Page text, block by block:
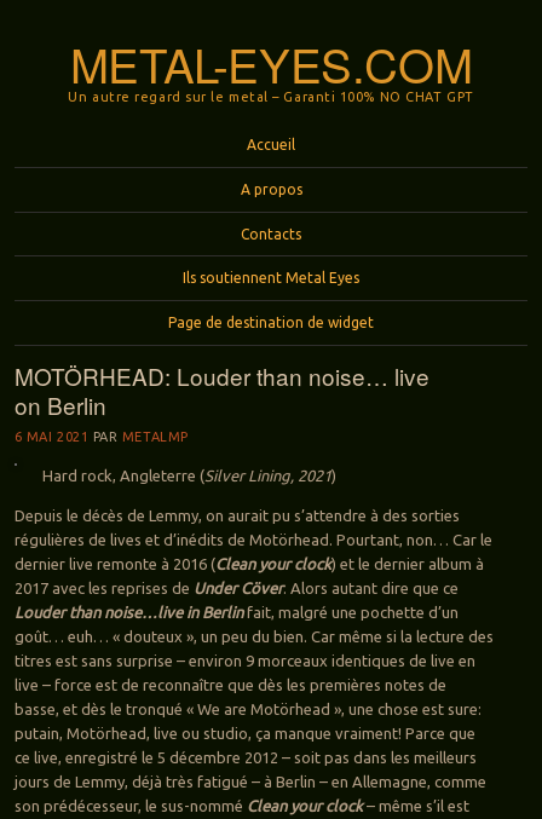
METAL-EYES.COM
Un autre regard sur le metal – Garanti 100% NO CHAT GPT
Accueil
A propos
Contacts
Ils soutiennent Metal Eyes
Page de destination de widget
MOTÖRHEAD: Louder than noise… live
on Berlin
6 MAI 2021 PAR METALMP
Hard rock, Angleterre (Silver Lining, 2021)
Depuis le décès de Lemmy, on aurait pu s’attendre à des sorties
régulières de lives et d’inédits de Motörhead. Pourtant, non… Car le
dernier live remonte à 2016 (Clean your clock) et le dernier album à
2017 avec les reprises de Under Cöver. Alors autant dire que ce
Louder than noise…live in Berlinfait, malgré une pochette d’un
goût… euh… « douteux », un peu du bien. Car même si la lecture des
titres est sans surprise – environ 9 morceaux identiques de live en
live – force est de reconnaître que dès les premières notes de
basse, et dès le tronqué « We are Motörhead », une chose est sure:
putain, Motörhead, live ou studio, ça manque vraiment! Parce que
ce live, enregistré le 5 décembre 2012 – soit pas dans les meilleurs
jours de Lemmy, déjà très fatigué – à Berlin – en Allemagne, comme
son prédécesseur, le sus-nommé Clean your clock– même s’il est